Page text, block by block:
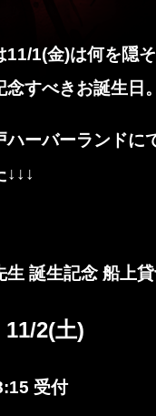
11/1(金)は何を隠
念すべきお誕生日
ハーバーランドに
↓↓↓
生 誕生記念 船上
11/2(土)
受付